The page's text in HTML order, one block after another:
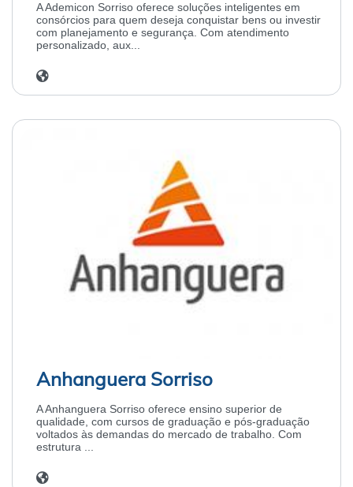
A Ademicon Sorriso oferece soluções inteligentes em
consórcios para quem deseja conquistar bens ou investir
com planejamento e segurança. Com atendimento
personalizado, aux...
Anhanguera Sorriso
A Anhanguera Sorriso oferece ensino superior de
qualidade, com cursos de graduação e pós-graduação
voltados às demandas do mercado de trabalho. Com
estrutura ...